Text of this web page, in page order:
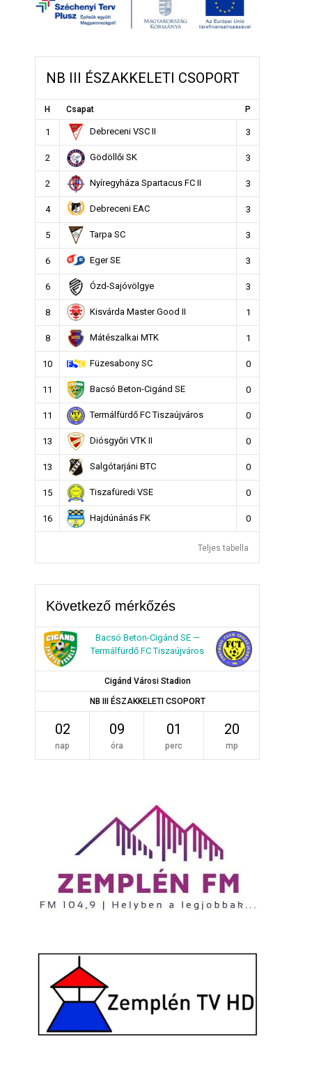
NB III ÉSZAKKELETI CSOPORT
H Csapat P
1 Debreceni VSC II 3
2 Gödöllői SK 3
2 Nyíregyháza Spartacus FC II 3
4 Debreceni EAC 3
5 Tarpa SC 3
6 Eger SE 3
6 Ózd-Sajóvölgye 3
8 Kisvárda Master Good II 1
8 Mátészalkai MTK 1
10 Füzesabony SC 0
11 Bacsó Beton-Cigánd SE 0
11 Termálfürdő FC Tiszaújváros 0
13 Diósgyőri VTK II 0
13 Salgótarjáni BTC 0
15 Tiszafüredi VSE 0
16 Hajdúnánás FK 0
Teljes tabella
Következő mérkőzés
Bacsó Beton-Cigánd SE —
Termálfürdő FC Tiszaújváros
Cigánd Városi Stadion
NB III ÉSZAKKELETI CSOPORT
02
nap
09
óra
01
perc
19
mp